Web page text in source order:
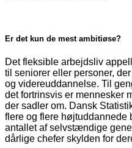
Er det kun de mest ambitiøse?
Det fleksible arbejdsliv
til seniorer eller personer,
og videreuddannelse. Til
det fortrinsvis er mennesker
der sadler om. Dansk
flere og flere
antallet af selvstændige
dårlige chefer skylden for